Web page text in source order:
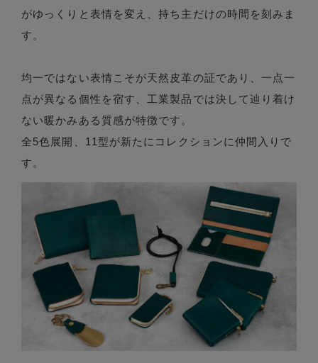
がゆっくりと表情を変え、持ち主だけの時間を刻みま
す。
均一ではない表情こそが天然皮革の証であり、一点一
点が異なる個性を宿す、工業製品では決して辿り着け
ない暖かみある質感が特徴です。
全5色展開、11型が新たにコレクションに仲間入りで
す。